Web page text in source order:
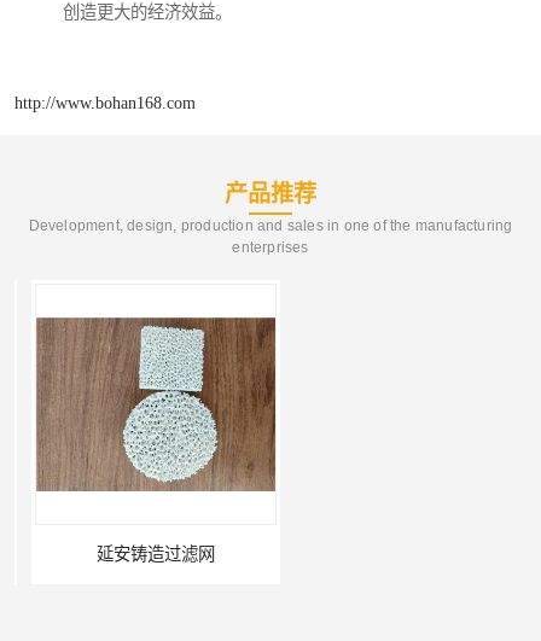
创造更大的经济效益。
http://www.bohan168.com
产品推荐
Development, design, production and sales in one of the manufacturing
enterprises
延安铸造过滤网